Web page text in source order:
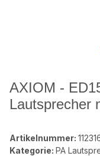
AXIOM -
Lautsprecher
Artikelnummer:
Kategorie: PA